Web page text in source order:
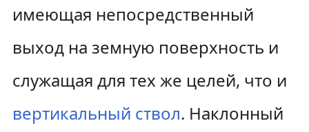
й
т
и
й
т
и
имеющая непосредственный
выход на земную поверхность и
служащая для тех же целей, что и
вертикальный ствол. Наклонный